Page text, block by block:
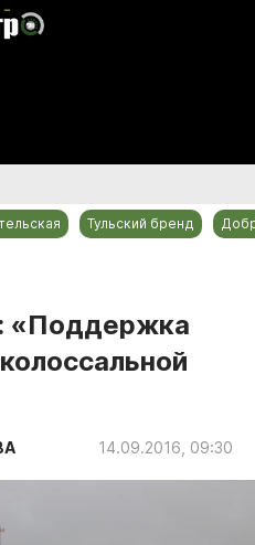
Тульский бренд
«Поддержка
14.09.2016, 09:30